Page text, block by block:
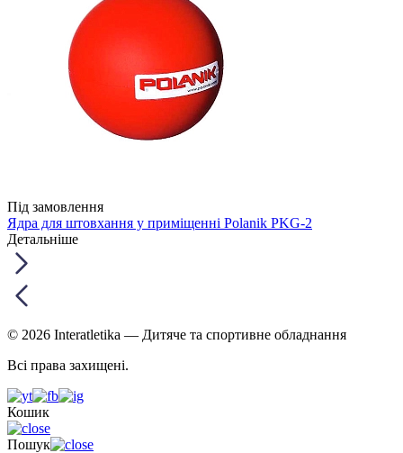
Під замовлення
Ядра для штовхання у приміщенні Polanik PKG-2
Детальніше
© 2026 Interatletika — Дитяче та спортивне обладнання
Всі права захищені.
Кошик
Пошук